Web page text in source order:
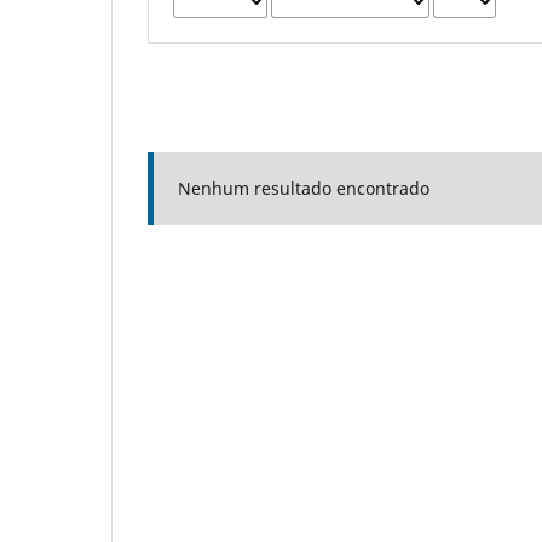
Nenhum resultado encontrado